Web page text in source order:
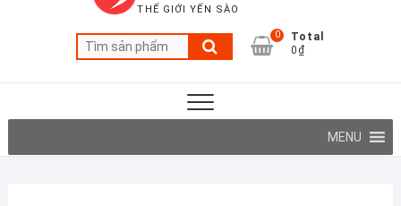
THẾ GIỚI YẾN SÀO
Tìm
kiếm:
0
Total
0₫
MENU